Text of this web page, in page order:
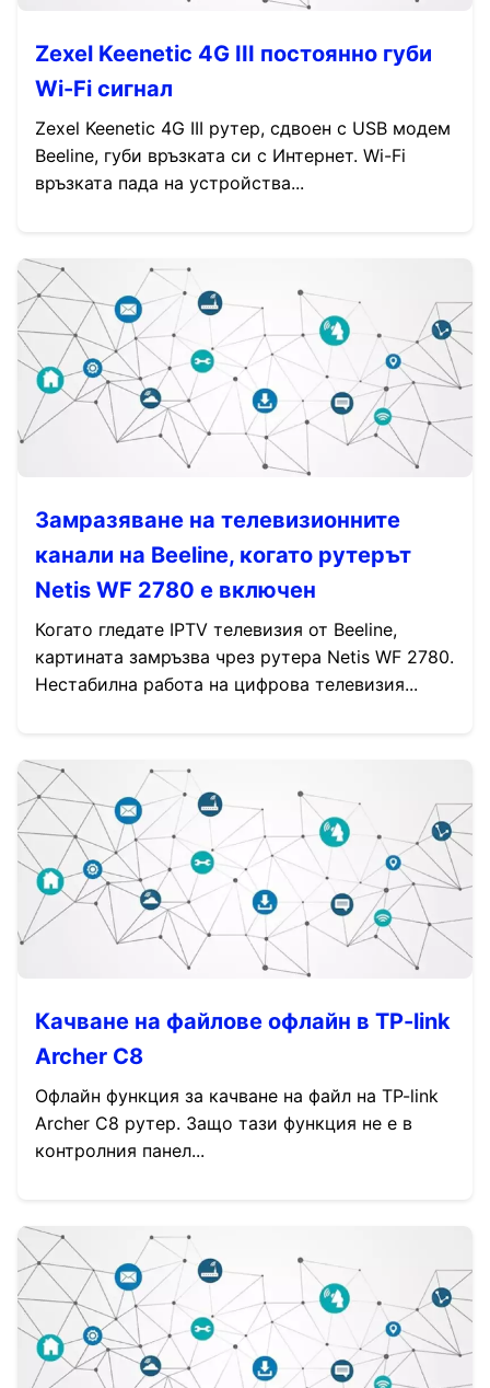
Zexel Keenetic 4G III постоянно губи
Wi-Fi сигнал
Zexel Keenetic 4G III рутер, сдвоен с USB модем
Beeline, губи връзката си с Интернет. Wi-Fi
връзката пада на устройства...
Замразяване на телевизионните
канали на Beeline, когато рутерът
Netis WF 2780 е включен
Когато гледате IPTV телевизия от Beeline,
картината замръзва чрез рутера Netis WF 2780.
Нестабилна работа на цифрова телевизия...
Качване на файлове офлайн в TP-link
Archer C8
Офлайн функция за качване на файл на TP-link
Archer C8 рутер. Защо тази функция не е в
контролния панел...